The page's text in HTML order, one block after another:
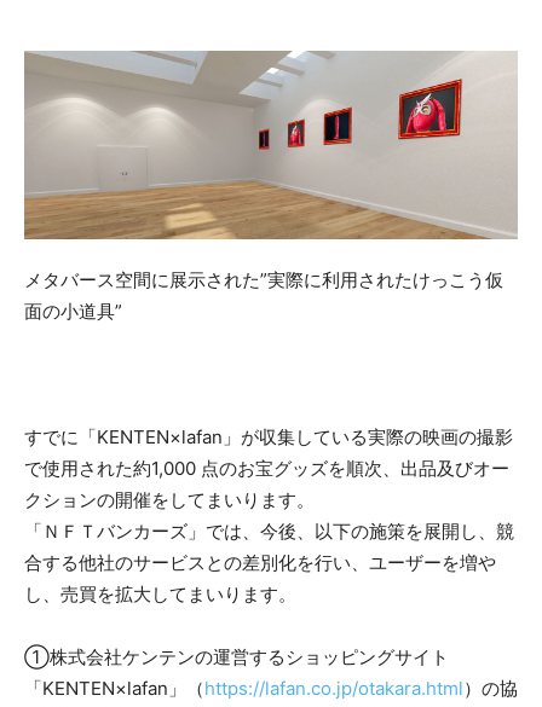
メタバース空間に展示された”実際に利用されたけっこう仮
面の小道具”
すでに「KENTEN×lafan」が収集している実際の映画の撮影
で使用された約1,000 点のお宝グッズを順次、出品及びオー
クションの開催をしてまいります。
「ＮＦＴバンカーズ」では、今後、以下の施策を展開し、競
合する他社のサービスとの差別化を行い、ユーザーを増や
し、売買を拡大してまいります。
①株式会社ケンテンの運営するショッピングサイト
「KENTEN×lafan」（https://lafan.co.jp/otakara.html）の協